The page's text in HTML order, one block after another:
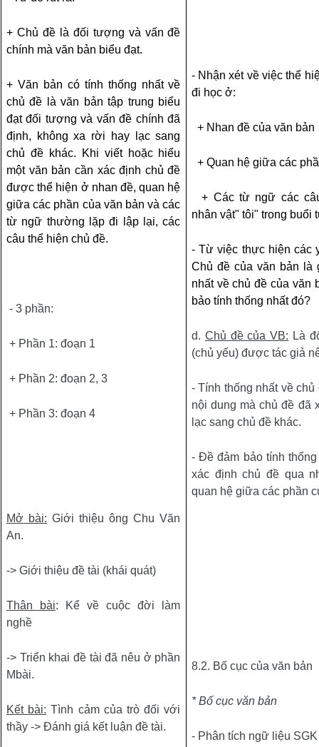
+ Chủ đề là đối tượng và vấn đề
chính mà văn bản biểu đạt.
+ Văn bản có tính thống nhất về
chủ đề là văn bản tập trung biểu
đạt đối tượng và vấn đề chính đã
định, không xa rời hay lạc sang
chủ đề khác. Khi viết hoặc hiểu
một văn bản cần xác định chủ đề
được thể hiện ở nhan đề, quan hệ
giữa các phần của văn bản và các
từ ngữ thường lặp đi lập lại, các
câu thể hiện chủ đề.
- 3 phần:
+ Phần 1: đoạn 1
+ Phần 2: đoạn 2, 3
+ Phần 3: đoạn 4
Mở bài: Giới thiệu ông Chu Văn
An.
-> Giới thiệu đề tài (khái quát)
Thân bài: Kể về cuộc đời làm
nghề
-> Triển khai đề tài đã nêu ở phần
Mbài.
Kết bài: Tình cảm của trò đối với
thầy -> Đánh giá kết luận đề tài.
- Nhận xét về việc thể
đi học ở:
+ Nhan đề của văn bản
+ Quan hệ giữa các
+ Các từ ngữ các
nhân vật" tôi" trong buổi
- Từ việc thực hiện các
Chủ đề của văn bản là
nhất về chủ đề của văn
bảo tính thống nhất đó?
d. Chủ đề của VB: Là
(chủ yếu) được tác giả
- Tính thống nhất về
nội dung mà chủ đề đã
lạc sang chủ đề khác.
- Đề đảm bảo tính
xác định chủ đề qua
quan hệ giữa các phần
8.2. Bố cục của văn bản
* Bố cục văn bản
- Phân tích ngữ liệu